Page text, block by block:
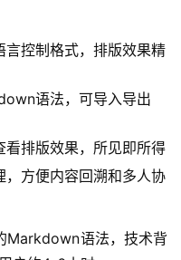
控制格式，排版效果精
语法，可导入导出
看排版效果，所见即所得
，方便内容回溯和多人协
Markdown语法，技术背